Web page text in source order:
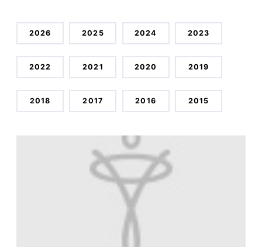
2026 2025 2024 2023
2022 2021 2020 2019
2018 2017 2016 2015